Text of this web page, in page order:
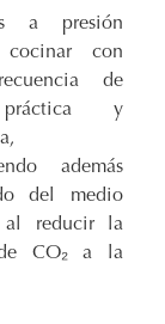
a presión
cocinar con
de
y
además
del medio
al reducir la
CO₂ a la